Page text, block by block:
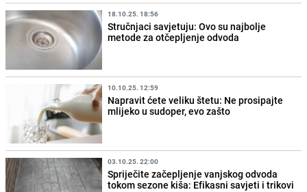
18.10.25. 18:56
Stručnjaci savjetuju: Ovo su najbolje
metode za otčepljenje odvoda
10.10.25. 12:59
Napravit ćete veliku štetu: Ne prosipajte
mlijeko u sudoper, evo zašto
03.10.25. 22:00
Spriječite začepljenje vanjskog odvoda
tokom sezone kiša: Efikasni savjeti i trikovi